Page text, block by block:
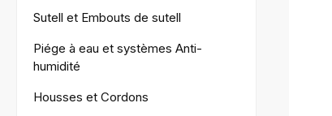
Sutell et Embouts de sutell
Piége à eau et systèmes Anti-
humidité
Housses et Cordons